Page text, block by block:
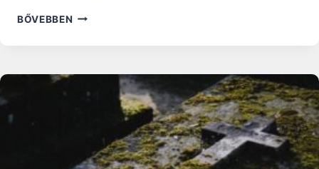
BŐVEBBEN JÉZUS
AMELY
JÖVŐBŐL
LEÓ
PÁPA